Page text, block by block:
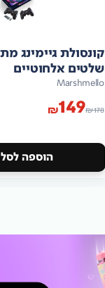
שלטים אלחוטיים
Marshmello
₪178
₪149
הוספה לסל